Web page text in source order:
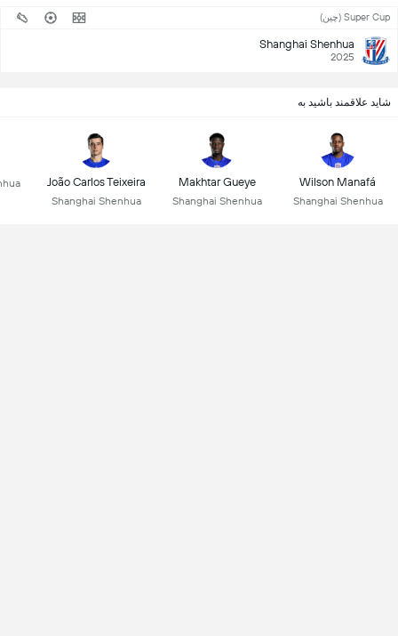
Super Cup (چین)
Shanghai Shenhua
2025
شاید علاقمند باشید به
Wilson Manafá
Shanghai Shenhua
Makhtar Gueye
Shanghai Shenhua
João Carlos Teixeira
Shanghai Shenhua